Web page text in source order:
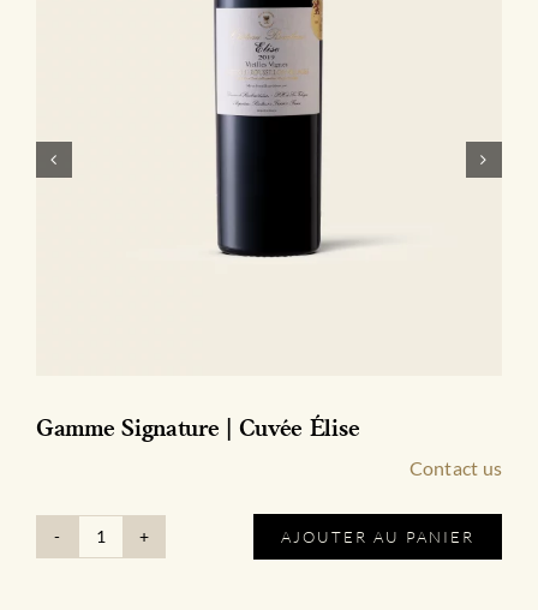
Gamme Signature | Cuvée Élise 2018
Magnum avec Caisse Bois
Contact
AJOUTER AU PANIER